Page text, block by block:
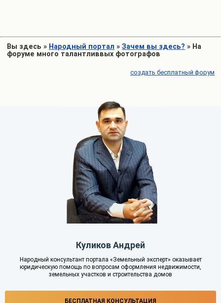
Вы здесь » Народный портал »Зачем вы здесь? » На
форуме много талантливвых фотографов
создать бесплатный форум
Куликов Андрей
Народный консультант портала «Земельный эксперт» оказывает
юридическую помощь по вопросам оформления недвижимости,
земельных участков и строительства домов
БЕСПЛАТНАЯ КОНСУЛЬТАЦИЯ